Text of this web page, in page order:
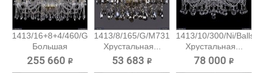
1413/16+8+4/460/G
Большая
хрустальная...
255 660 ₽
1413/8/165/G/M731
Хрустальная...
53 683 ₽
1413/10/300/Ni/Balls
Хрустальная...
78 000 ₽